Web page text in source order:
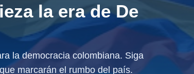
la era de De
la democracia colombiana. Siga
marcarán el rumbo del país.